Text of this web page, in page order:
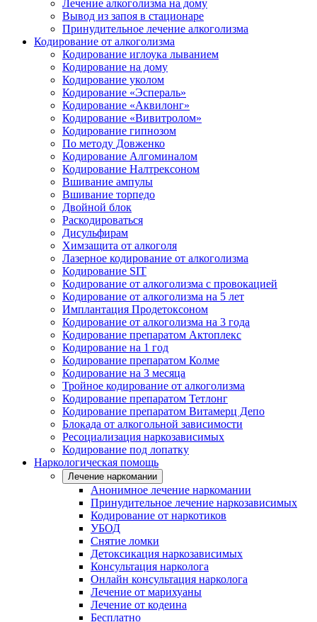
Лечение алкоголизма на дому
Вывод из запоя в стационаре
Принудительное лечение алкоголизма
Кодирование от алкоголизма
Кодирование иглоука лыванием
Кодирование на дому
Кодирование уколом
Кодирование «Эспераль»
Кодирование «Аквилонг»
Кодирование «Вивитролом»
Кодирование гипнозом
По методу Довженко
Кодирование Алгоминалом
Кодирование Налтрексоном
Вшивание ампулы
Вшивание торпедо
Двойной блок
Раскодироваться
Дисульфирам
Химзащита от алкоголя
Лазерное кодирование от алкоголизма
Кодирование SIT
Кодирование от алкоголизма с провокацией
Кодирование от алкоголизма на 5 лет
Имплантация Продетоксоном
Кодирование от алкоголизма на 3 года
Кодирование препаратом Актоплекс
Кодирование на 1 год
Кодирование препаратом Колме
Кодирование на 3 месяца
Тройное кодирование от алкоголизма
Кодирование препаратом Тетлонг
Кодирование препаратом Витамерц Депо
Блокада от алкогольной зависимости
Ресоциализация наркозависимых
Кодирование под лопатку
Наркологическая помощь
Лечение наркомании
Анонимное лечение наркомании
Принудительное лечение наркозависимых
Кодирование от наркотиков
УБОД
Снятие ломки
Детоксикация наркозависимых
Консультация нарколога
Онлайн консультация нарколога
Лечение от марихуаны
Лечение от кодеина
Бесплатно